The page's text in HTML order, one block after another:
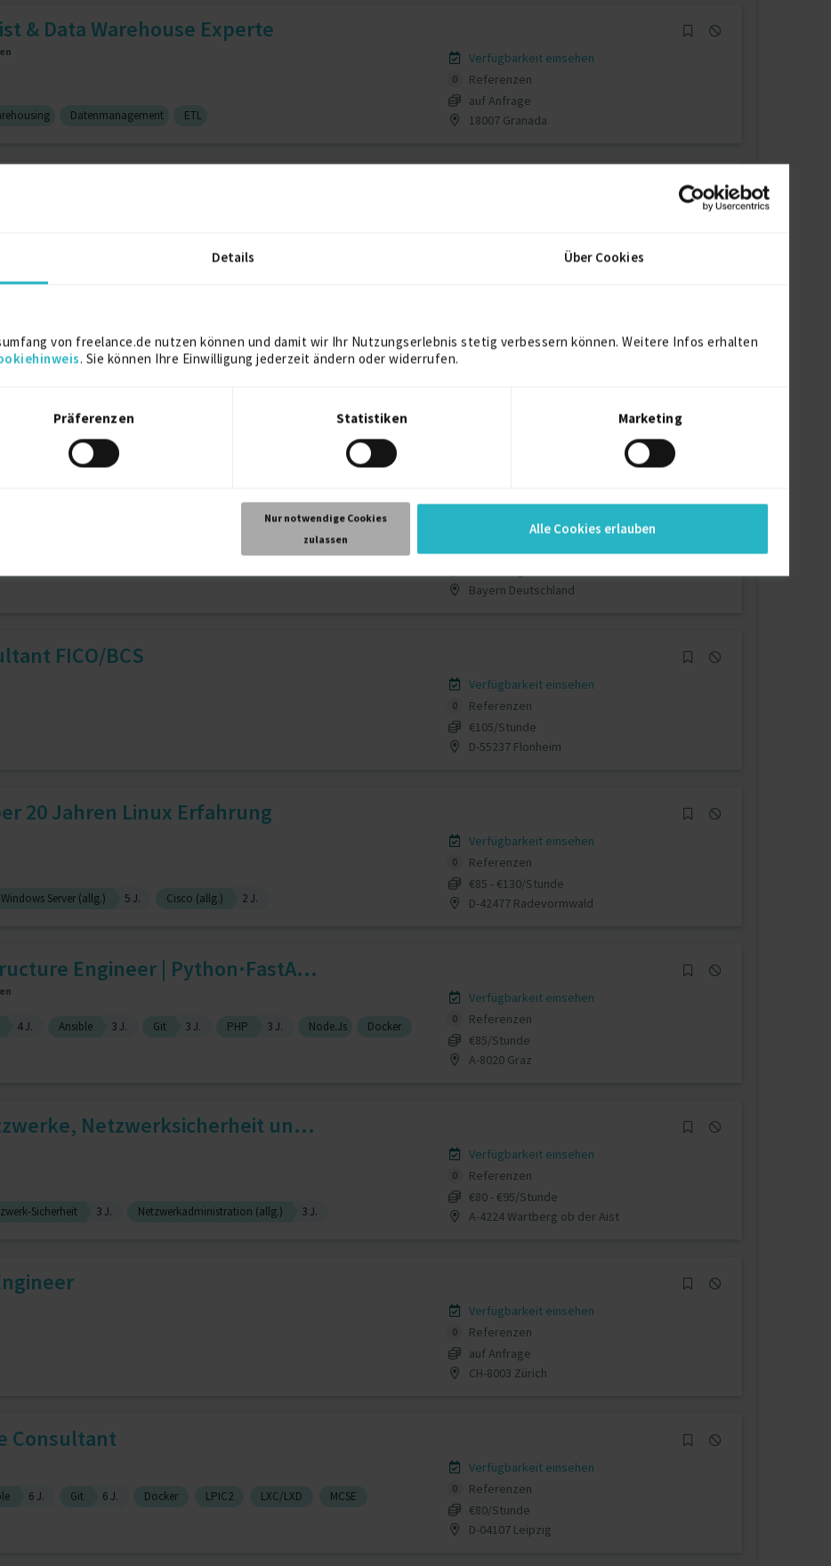
Details Über Cookies
von freelance.de nutzen können und damit wir Ihr Nutzungserlebnis stetig verbessern können. Weitere Infos erhalten
. Sie können Ihre Einwilligung jederzeit ändern oder widerrufen.
Präferenzen Statistiken Marketing
Nur notwendige Cookies
zulassen
Alle Cookies erlauben
& Data Warehouse Experte
Datenmanagement ETL
Verfügbarkeit einsehen
0
Referenzen
auf Anfrage
18007 Granada
Netzwerkad...
Systemadministration (allg.)
Verfügbarkeit einsehen
Bayern Deutschland
FICO/BCS
Verfügbarkeit einsehen
0
Referenzen
€105/Stunde
D-55237 Flonheim
20 Jahren Linux Erfahrung
Windows Server (allg.) 5 J. Cisco (allg.) 2 J.
Verfügbarkeit einsehen
0
Referenzen
€85 - €130/Stunde
D-42477 Radevormwald
Engineer | Python·FastA...
4 J. Ansible 3 J. Git 3 J. PHP 3 J. Node.Js
Docker
Verfügbarkeit einsehen
0
Referenzen
€85/Stunde
A-8020 Graz
Netzwerksicherheit un...
Sicherheit 3 J. Netzwerkadministration (allg.) 3 J.
Verfügbarkeit einsehen
0
Referenzen
€80 - €95/Stunde
A-4224 Wartberg ob der Aist
Verfügbarkeit einsehen
0
Referenzen
auf Anfrage
CH-8003 Zürich
Consultant
6 J. Git 6 J. Docker LPIC2 LXC/LXD
MCSE
Verfügbarkeit einsehen
0
Referenzen
€80/Stunde
D-04107 Leipzig